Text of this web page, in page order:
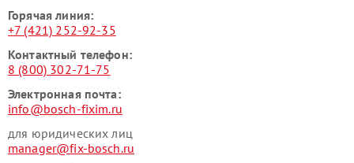
Горячая линия:
+7 (421) 252-92-35
Контактный телефон:
8 (800) 302-71-75
Электронная почта:
info@bosch-fixim.ru
для юридических лиц
manager@fix-bosch.ru